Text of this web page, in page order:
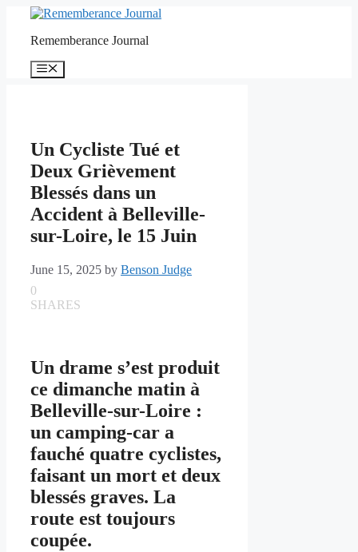
contentRememberance Journal
Menu
Un Cycliste Tué et
Deux Grièvement
Blessés dans un
Accident à Belleville-
sur-Loire, le 15 Juin
June 15, 2025 by Benson Judge
0
SHARES
Un drame s’est produit
ce dimanche matin à
Belleville-sur-Loire :
un camping-car a
fauché quatre cyclistes,
faisant un mort et deux
blessés graves. La
route est toujours
coupée.